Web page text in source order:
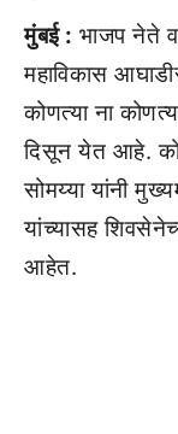
मुंबई : भाजप नेते व
महाविकास
कोणत्या ना
दिसून येत आहे.
सोमय्या यांनी
यांच्यासह
आहेत.